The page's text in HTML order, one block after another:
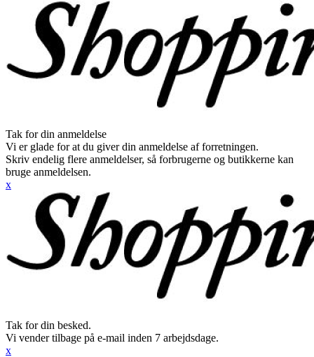
Tak for din anmeldelse
Vi er glade for at du giver din anmeldelse af forretningen.
Skriv endelig flere anmeldelser, så forbrugerne og butikkerne kan
bruge anmeldelsen.
x
Tak for din besked.
Vi vender tilbage på e-mail inden 7 arbejdsdage.
x